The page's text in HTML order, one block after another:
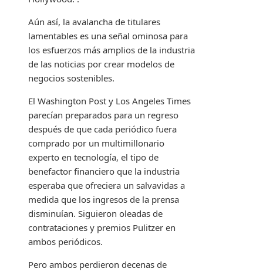
Aún así, la avalancha de titulares
lamentables es una señal ominosa para
los esfuerzos más amplios de la industria
de las noticias por crear modelos de
negocios sostenibles.
El Washington Post y Los Angeles Times
parecían preparados para un regreso
después de que cada periódico fuera
comprado por un multimillonario
experto en tecnología, el tipo de
benefactor financiero que la industria
esperaba que ofreciera un salvavidas a
medida que los ingresos de la prensa
disminuían. Siguieron oleadas de
contrataciones y premios Pulitzer en
ambos periódicos.
Pero ambos perdieron decenas de